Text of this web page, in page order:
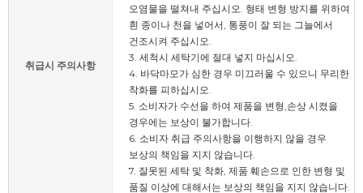
취급시 주의사항
오염물을 떨쳐내 주십시오. 형태 변형 방지를 위하여
흰 종이나 천을 넣어서, 통풍이 잘 되는 그늘에서
건조시켜 주십시오.
3. 세척시 세탁기에 절대 넣지 마십시오.
4. 바닥마모가 심한 경우 미끄러울 수 있으니 무리한
착화를 피하십시오.
5. 소비자가 수선을 하여 제품을 변형,손상 시켰을
경우에는 보상이 불가합니다.
6. 소비자 취급 주의사항을 이행하지 않을 경우
보상의 책임을 지지 않습니다.
7. 잘못된 세탁 및 착화, 제품 훼손으로 인한 변형 및
품질 이상에 대해서는 보상의 책임을 지지 않습니다.